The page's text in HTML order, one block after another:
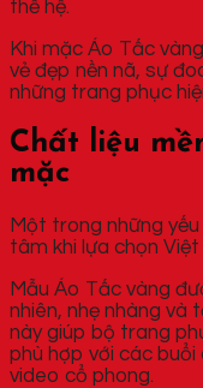
thế hệ.
Khi mặc Áo Tấc
vẻ đẹp nền nã, sự
những trang phục
Chất liệu
mặc
Một trong những
tâm khi lựa chọn
Mẫu Áo Tấc vàng
nhiên, nhẹ nhàng và
này giúp bộ trang
phù hợp với các
video cổ phong.